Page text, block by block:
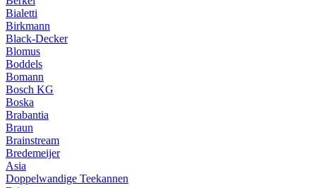
Bialetti
Birkmann
Black-Decker
Blomus
Boddels
Bomann
Bosch KG
Boska
Brabantia
Braun
Brainstream
Bredemeijer
Asia
Doppelwandige Teekannen